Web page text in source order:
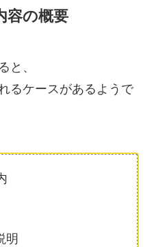
容の概要
と、
るケースがあるようで
明